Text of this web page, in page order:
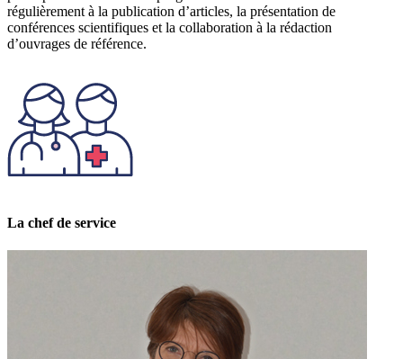
régulièrement à la publication d’articles, la présentation de
conférences scientifiques et la collaboration à la rédaction
d’ouvrages de référence.
La chef de service